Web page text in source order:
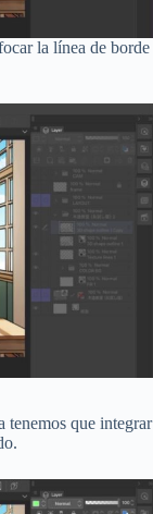
la línea de borde
tenemos que integrar